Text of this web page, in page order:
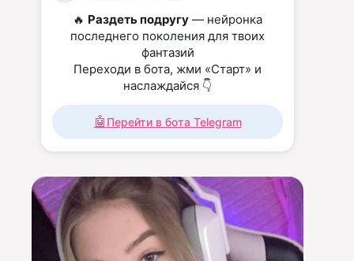
🔥 Раздеть подругу — нейронка
последнего поколения для твоих
фантазий
Переходи в бота, жми «Старт» и
наслаждайся 👇
🤖 Перейти в бота Telegram